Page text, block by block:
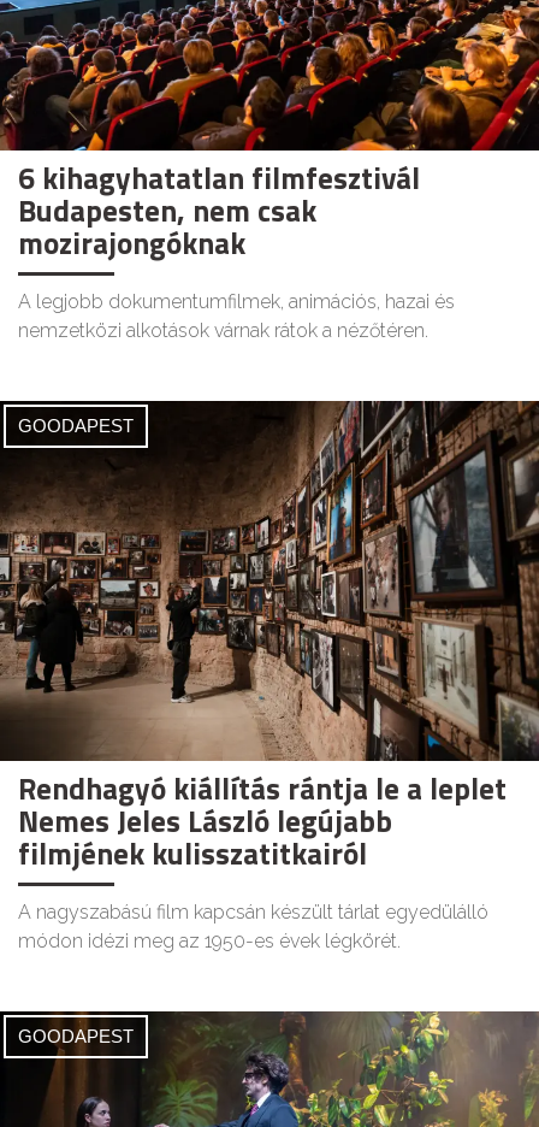
6 kihagyhatatlan filmfesztivál
Budapesten, nem csak
mozirajongóknak
A legjobb dokumentumfilmek, animációs, hazai és
nemzetközi alkotások várnak rátok a nézőtéren.
GOODAPEST
Rendhagyó kiállítás rántja le a leplet
Nemes Jeles László legújabb
filmjének kulisszatitkairól
A nagyszabású film kapcsán készült tárlat egyedülálló
módon idézi meg az 1950-es évek légkörét.
GOODAPEST